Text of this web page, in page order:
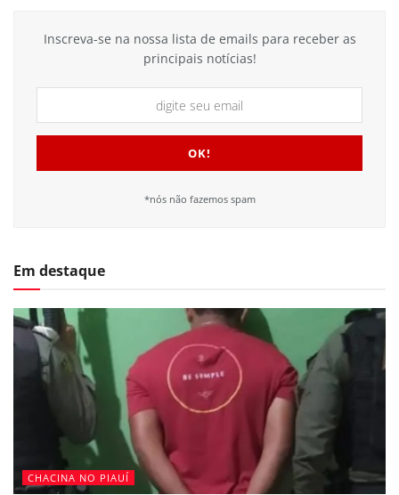
Inscreva-se na nossa lista de emails para receber as
principais notícias!
*nós não fazemos spam
Em destaque
CHACINA NO PIAUÍ